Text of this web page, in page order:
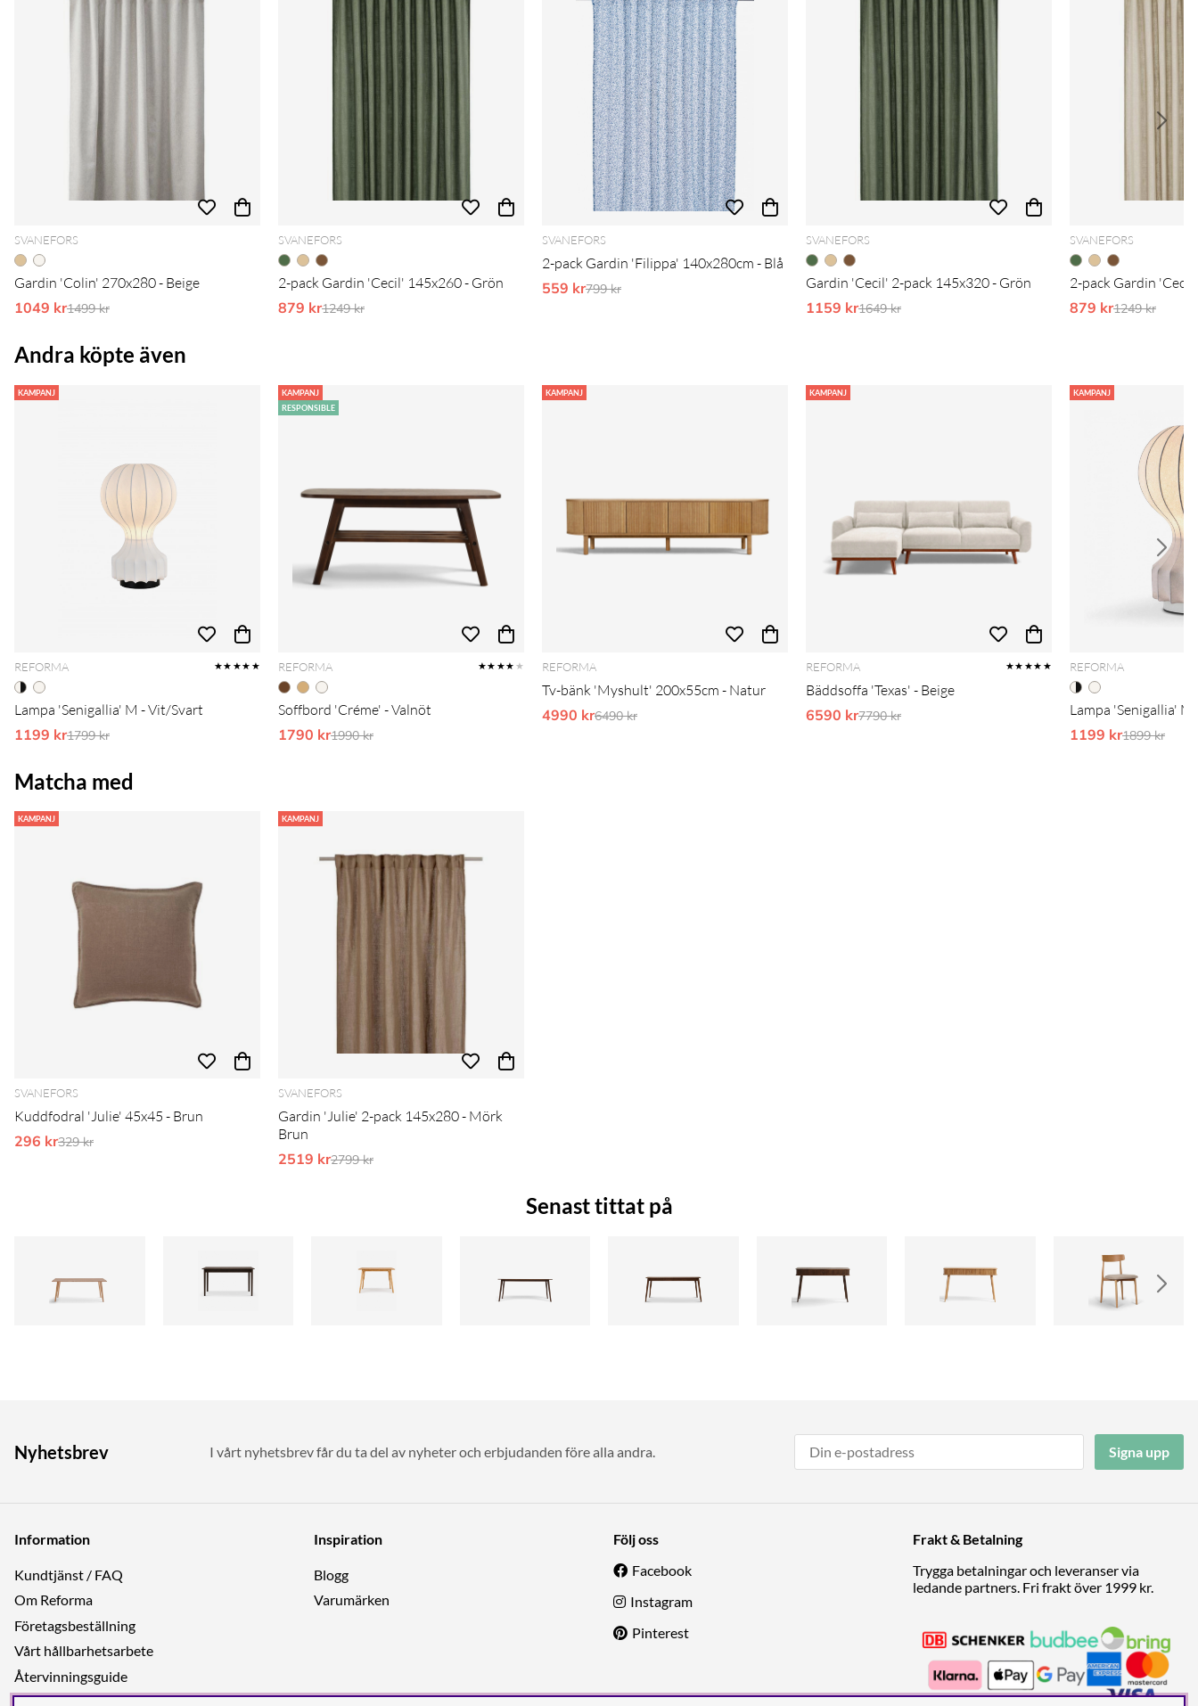
SVANEFORS
Gardin 'Colin' 270x280 - Beige
1049 krOrdinarie pris:
1499 kr
SVANEFORS
2-pack Gardin 'Cecil' 145x260 - Grön
879 krOrdinarie pris:
1249 kr
SVANEFORS
2-pack Gardin 'Filippa' 140x280cm - Blå
559 krOrdinarie pris:
799 kr
SVANEFORS
Gardin 'Cecil' 2-pack 145x320 - Grön
1159 krOrdinarie pris:
1649 kr
SVANEFORS
2-pack Gardin
879 krOrdinarie
1249 kr
Andra köpte även
KAMPANJ
REFORMA ★★★★★
Lampa 'Senigallia' M - Vit/Svart
1199 krOrdinarie pris:
1799 kr
KAMPANJ
RESPONSIBLE
REFORMA ★★★★ ★
Soffbord 'Créme' - Valnöt
1790 krOrdinarie pris:
1990 kr
KAMPANJ
REFORMA
Tv-bänk 'Myshult' 200x55cm - Natur
4990 krOrdinarie pris:
6490 kr
KAMPANJ
REFORMA ★★★★★
Bäddsoffa 'Texas' - Beige
6590 krOrdinarie pris:
7790 kr
KAMPANJ
REFORMA
Lampa 'Senigallia' M
1199 krOrdinarie
1899 kr
Matcha med
KAMPANJ
SVANEFORS
Kuddfodral 'Julie' 45x45 - Brun
296 krOrdinarie pris:
329 kr
KAMPANJ
SVANEFORS
Gardin 'Julie' 2-pack 145x280 - Mörk
Brun
2519 krOrdinarie pris:
2799 kr
Senast tittat på
Nyhetsbrev I vårt nyhetsbrev får du ta del av nyheter och erbjudanden före alla andra. Signa upp
Information
Kundtjänst / FAQ
Om Reforma
Företagsbeställning
Vårt hållbarhetsarbete
Återvinningsguide
Integritetspolicy
Inspiration
Blogg
Varumärken
Följ oss
Facebook
Instagram
Pinterest
Frakt & Betalning
Trygga betalningar och leveranser via
ledande partners. Fri frakt över 1999 kr.